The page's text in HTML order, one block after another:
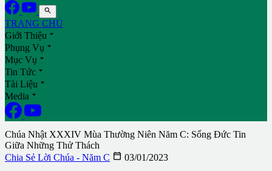

TRANG CHỦ
Giới Thiệu 
Phụng Vụ 
Mục Vụ 
Tin Tức 
Tài Liệu 
Media 
Chúa Nhật XXXIV Mùa Thường Niên Năm C: Sống Đức Tin
Giữa Những Thử Thách
Chia Sẻ Lời Chúa - Năm C  03/01/2023